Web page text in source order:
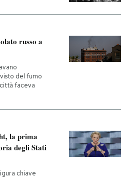
russo a
del fumo
faceva
la prima
degli Stati
chiave